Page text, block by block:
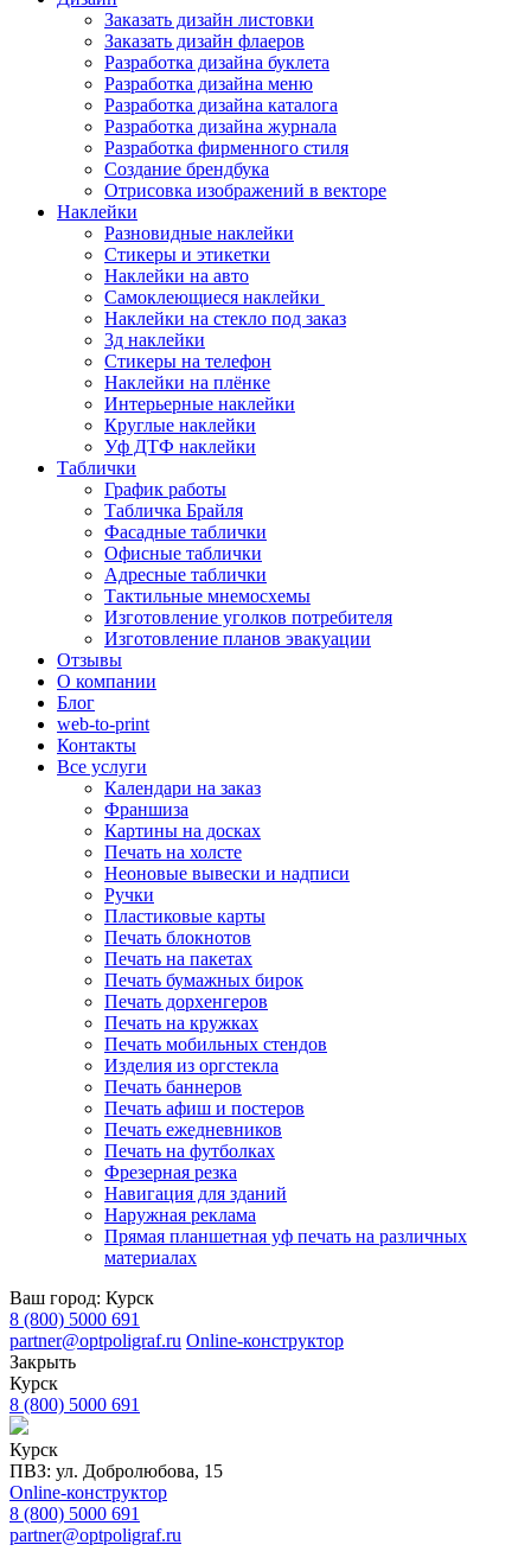
Заказать дизайн листовки
Заказать дизайн флаеров
Разработка дизайна буклета
Разработка дизайна меню
Разработка дизайна каталога
Разработка дизайна журнала
Разработка фирменного стиля
Создание брендбука
Отрисовка изображений в векторе
Наклейки
Разновидные наклейки
Стикеры и этикетки
Наклейки на авто
Самоклеющиеся наклейки
Наклейки на стекло под заказ
3д наклейки
Cтикеры на телефон
Наклейки на плёнке
Интерьерные наклейки
Круглые наклейки
Уф ДТФ наклейки
Таблички
График работы
Табличка Брайля
Фасадные таблички
Офисные таблички
Адресные таблички
Тактильные мнемосхемы
Изготовление уголков потребителя
Изготовление планов эвакуации
Отзывы
О компании
Блог
web-to-print
Контакты
Все услуги
Календари на заказ
Франшиза
Картины на досках
Печать на холсте
Неоновые вывески и надписи
Ручки
Пластиковые карты
Печать блокнотов
Печать на пакетах
Печать бумажных бирок
Печать дорхенгеров
Печать на кружках
Печать мобильных стендов
Изделия из оргстекла
Печать баннеров
Печать афиш и постеров
Печать ежедневников
Печать на футболках
Фрезерная резка
Навигация для зданий
Наружная реклама
Прямая планшетная уф печать на различных
материалах
Ваш город: Курск
8 (800) 5000 691
partner@optpoligraf.ru Online-конструктор
Закрыть
Курск
8 (800) 5000 691
Курск
ПВЗ: ул. Добролюбова, 15
Online-конструктор
8 (800) 5000 691
partner@optpoligraf.ru